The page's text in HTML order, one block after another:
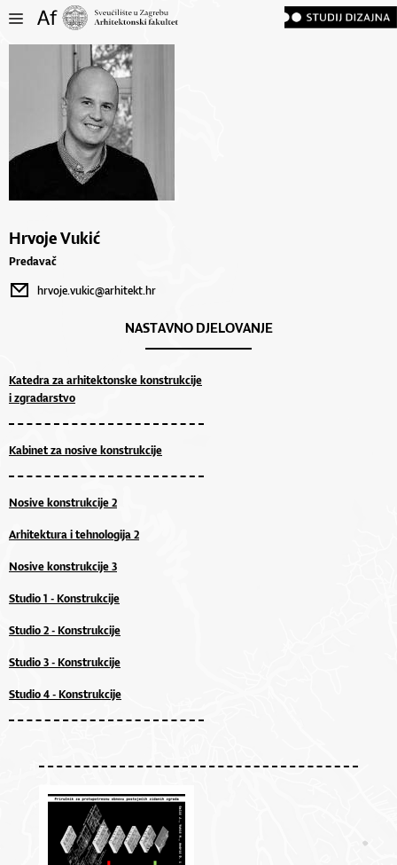
Hrvoje Vukić
Predavač
hrvoje.vukic@arhitekt.hr
NASTAVNO DJELOVANJE
Katedra za arhitektonske konstrukcije
i zgradarstvo
Kabinet za nosive konstrukcije
Nosive konstrukcije 2
Arhitektura i tehnologija 2
Nosive konstrukcije 3
Studio 1 - Konstrukcije
Studio 2 - Konstrukcije
Studio 3 - Konstrukcije
Studio 4 - Konstrukcije